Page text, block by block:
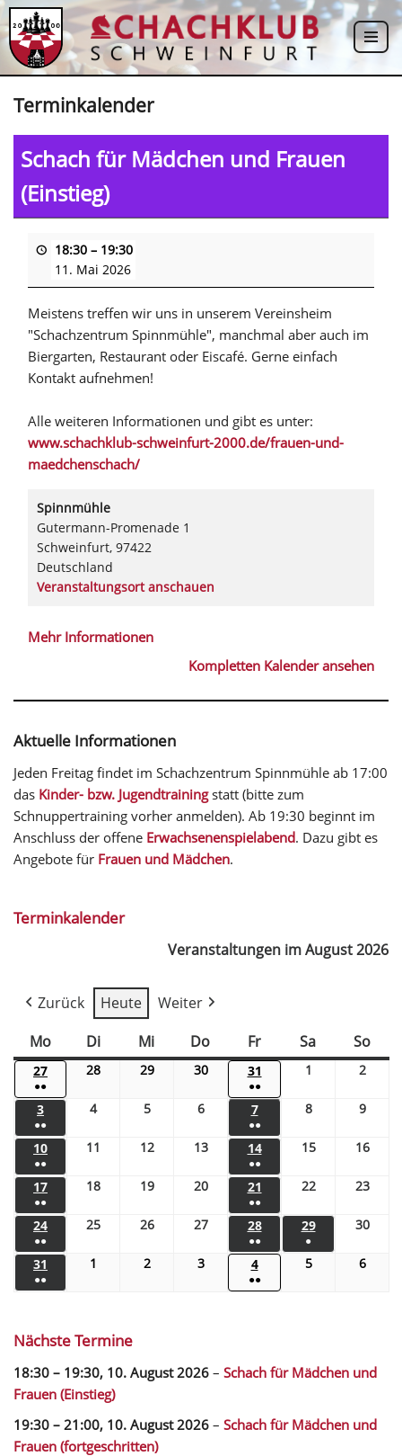
Zum
Inhalt
Terminkalender
Schach für Mädchen und Frauen
(Einstieg)
18:30 – 19:30
11. Mai 2026
Meistens treffen wir uns in unserem Vereinsheim
"Schachzentrum Spinnmühle", manchmal aber auch im
Biergarten, Restaurant oder Eiscafé. Gerne einfach
Kontakt aufnehmen!
Alle weiteren Informationen und gibt es unter:
www.schachklub-schweinfurt-2000.de/frauen-und-
maedchenschach/
Spinnmühle
Gutermann-Promenade 1
Schweinfurt, 97422
Deutschland
Veranstaltungsort anschauen
Mehr Informationen
Kompletten Kalender ansehen
Aktuelle Informationen
Jeden Freitag findet im Schachzentrum Spinnmühle ab 17:00
das Kinder- bzw. Jugendtrainingstatt (bitte zum
Schnuppertraining vorher anmelden). Ab 19:30 beginnt im
Anschluss der offene Erwachsenenspielabend. Dazu gibt es
Angebote für Frauen und Mädchen.
Terminkalender
Veranstaltungen im August 2026
Zurück Heute
Weiter
Mo
Di Mi Do Fr Sa So
27
●●
28 29 30 31
●●
1 2
3
●●
4 5 6 7
●●
8 9
10
●●
11 12 13 14
●●
15 16
17
●●
18 19 20 21
●●
22 23
24
●●
25 26 27 28
●●
29
●
30
31
●●
1 2 3 4
●●
5 6
Nächste Termine
18:30 – 19:30, 10. August 2026 – Schach für Mädchen und
Frauen (Einstieg)
19:30 – 21:00, 10. August 2026 – Schach für Mädchen und
Frauen (fortgeschritten)